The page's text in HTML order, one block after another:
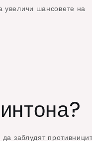
увеличи шансовете на
заблудят